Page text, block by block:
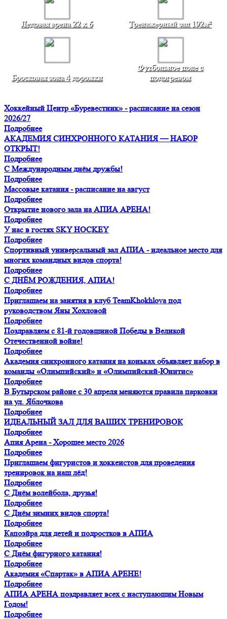
Ледовая арена 22 x 6 Тренажерный зал 192м²
Бросковая зона 4 дорожки
Футбольное поле с
подогревом
Хоккейный Центр «Буревестник» - расписание на сезон
2026/27
Подробнее
АКАДЕМИЯ СИНХРОННОГО КАТАНИЯ — НАБОР
ОТКРЫТ!
Подробнее
С Международным днём дружбы!
Подробнее
Массовые катания - расписание на август
Подробнее
Открытие нового зала на АПИА АРЕНА!
Подробнее
У нас в гостях SKY HOCKEY
Подробнее
Спортивный универсальный зал АПИА - идеальное место для
многих командных видов спорта!
Подробнее
С ДНЁМ РОЖДЕНИЯ, АПИА!
Подробнее
Приглашаем на занятия в клуб TeamKhokhlova под
руководством Яны Хохловой
Подробнее
Поздравляем с 81-й годовщиной Победы в Великой
Отечественной войне!
Подробнее
Академия синхронного катания на коньках объявляет набор в
команды «Олимпийский» и «Олимпийский-Юнитис»
Подробнее
В Бутырском районе с 30 апреля меняются правила парковки
на ул. Яблочкова
Подробнее
ИДЕАЛЬНЫЙ ЗАЛ ДЛЯ ВАШИХ ТРЕНИРОВОК
Подробнее
Апия Арена - Хорошее место 2026
Подробнее
Приглашаем фигуристов и хоккеистов для проведения
тренировок на наш лёд!
Подробнее
С Днём волейбола, друзья!
Подробнее
С Днём зимних видов спорта!
Подробнее
Капоэйра для детей и подростков в АПИА
Подробнее
С Днём фигурного катания!
Подробнее
Академия «Спартак» в АПИА АРЕНЕ!
Подробнее
АПИА АРЕНА поздравляет всех с наступающим Новым
Годом!
Подробнее